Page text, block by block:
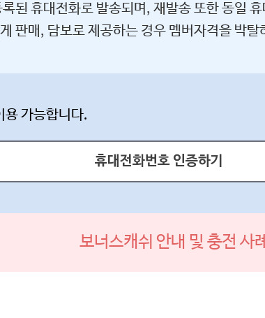
된 휴대전화로 발송되며, 재발송 또한 동일
판매, 담보로 제공하는 경우 멤버자격을 박
용 가능합니다.
휴대전화번호 인증하기
보너스캐쉬 안내 및 충전 사